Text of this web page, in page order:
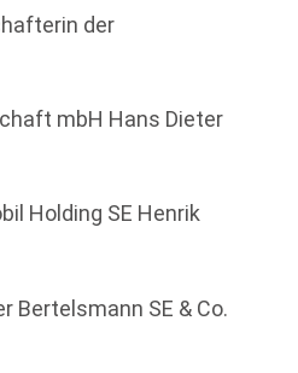
der
mbH Hans Dieter
Holding SE Henrik
Bertelsmann SE & Co.